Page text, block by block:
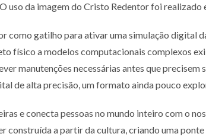
uso da imagem do Cristo Redentor foi realizado
como gatilho para ativar umasimulação digital
físico a modelos computacionais complexos
manutenções necessárias antes que precisem
de alta precisão, um formato ainda pouco
e conecta pessoas no mundo inteiro com o
construída a partir da cultura, criando uma ponte